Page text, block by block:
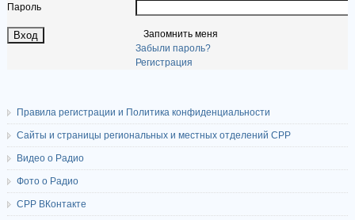
Пароль
Запомнить меня
Забыли пароль?
Регистрация
Правила регистрации и Политика конфиденциальности
Сайты и страницы региональных и местных отделений СРР
Видео о Радио
Фото о Радио
СРР ВКонтакте